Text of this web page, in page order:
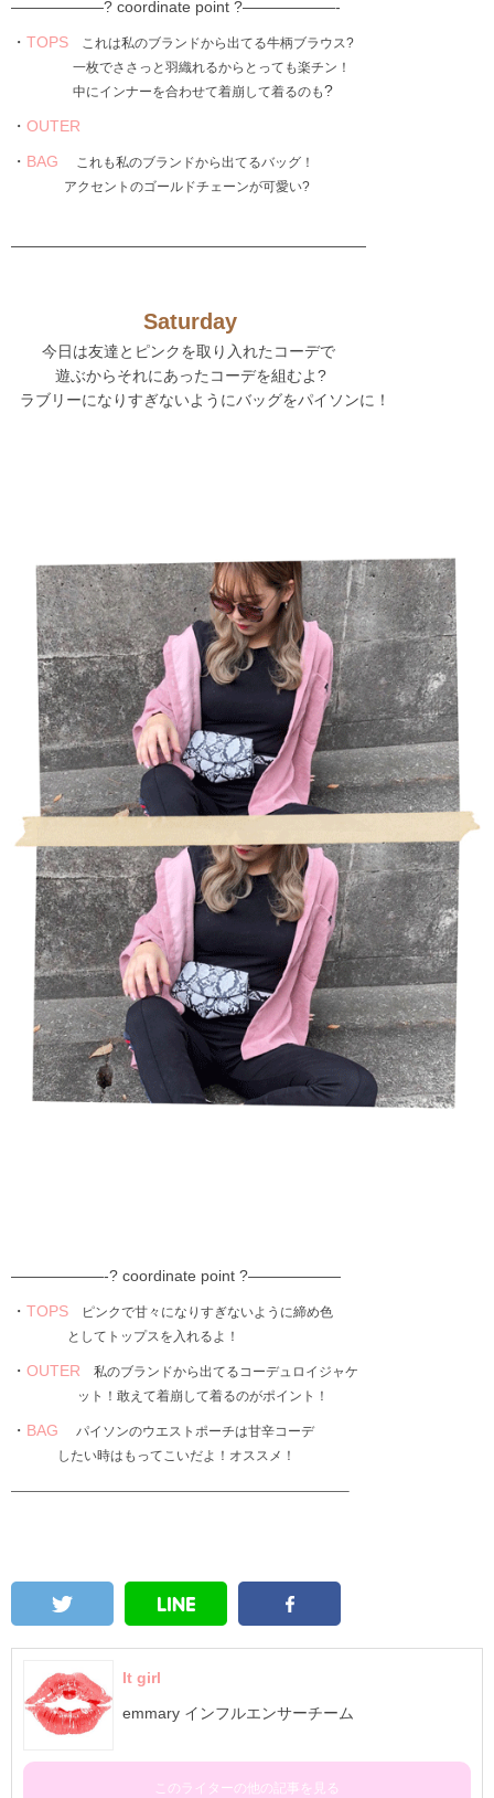
——————? coordinate point ?——————-
・ TOPS
これは私のブランドから出てる牛柄ブラウス?
一枚でささっと羽織れるからとっても楽チン！
中にインナーを合わせて着崩して着るのも?
・ OUTER
・ BAG
これも私のブランドから出てるバッグ！
アクセントのゴールドチェーンが可愛い?
———————————————————————
Saturday
今日は友達とピンクを取り入れたコーデで
遊ぶからそれにあったコーデを組むよ?
ラブリーになりすぎないようにバッグをパイソンに！
——————-? coordinate point ?——————
・ TOPS
ピンクで甘々になりすぎないように締め色
としてトップスを入れるよ！
・ OUTER
私のブランドから出てるコーデュロイジャケ
ット！敢えて着崩して着るのがポイント！
・ BAG
パイソンのウエストポーチは甘辛コーデ
したい時はもってこいだよ！オススメ！
—————————————————————————–
It girl
emmary インフルエンサーチーム
このライターの他の記事を見る